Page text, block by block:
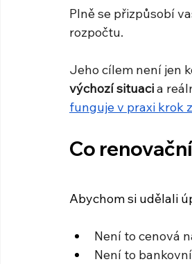
Plně se přizpůsobí
rozpočtu.
Jeho cílem není jen
výchozí situaci a
funguje v praxi krok
Co
Abychom si udělali
Není to cenová
Není to